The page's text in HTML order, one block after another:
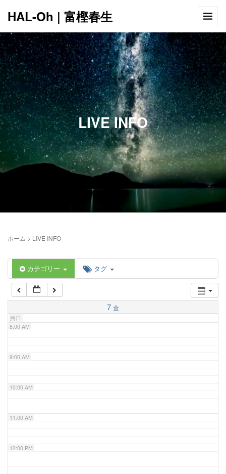
HAL-Oh | 富樫春生
LIVE INFO
ホーム > LIVE INFO
カテゴリー タグ
7 金
終日
12:00 AM
1:00 AM
2:00 AM
5:00 AM
6:00 AM
7:00 AM
8:00 AM
9:00 AM
10:00 AM
11:00 AM
12:00 PM